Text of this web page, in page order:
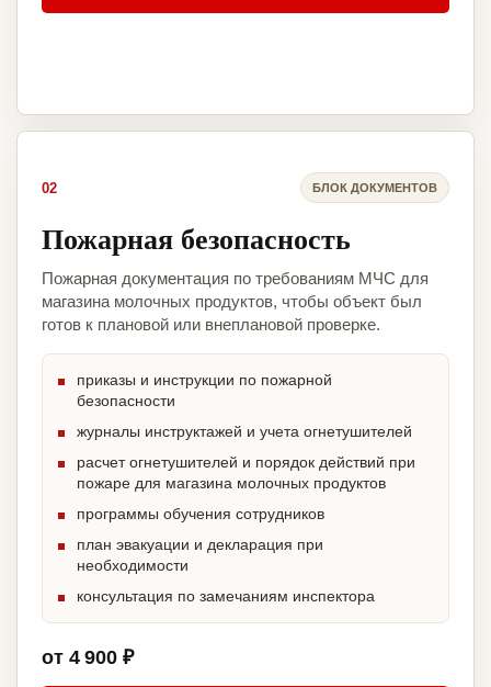
02 БЛОК ДОКУМЕНТОВ
Пожарная безопасность
Пожарная документация по требованиям МЧС для
магазина молочных продуктов, чтобы объект был
готов к плановой или внеплановой проверке.
приказы и инструкции по пожарной
безопасности
журналы инструктажей и учета огнетушителей
расчет огнетушителей и порядок действий при
пожаре для магазина молочных продуктов
программы обучения сотрудников
план эвакуации и декларация при
необходимости
консультация по замечаниям инспектора
от 4 900 ₽